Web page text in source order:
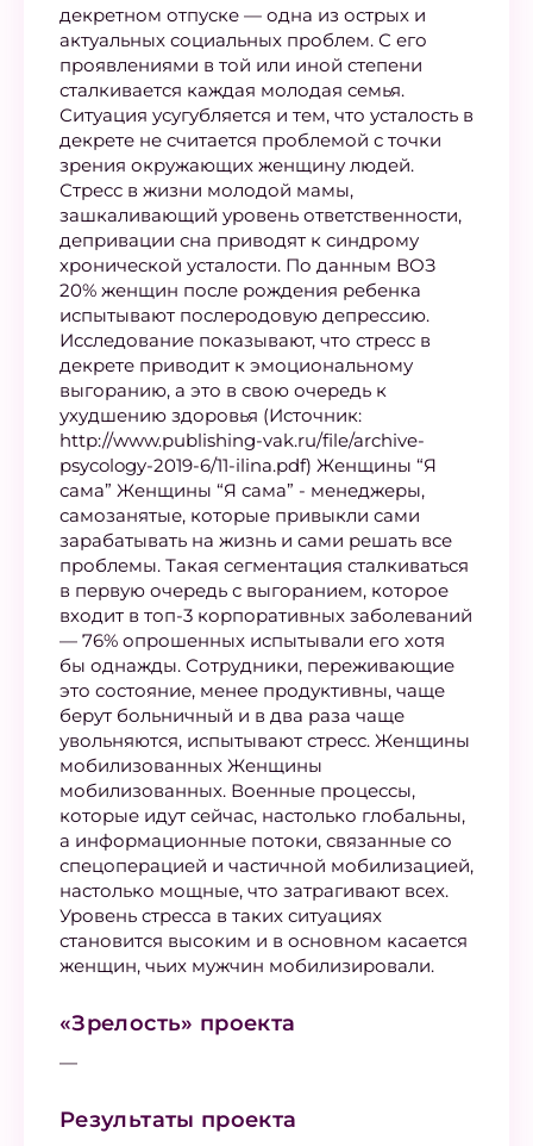
декретном отпуске — одна из острых и
актуальных социальных проблем. С его
проявлениями в той или иной степени
сталкивается каждая молодая семья.
Ситуация усугубляется и тем, что усталость в
декрете не считается проблемой с точки
зрения окружающих женщину людей.
Стресс в жизни молодой мамы,
зашкаливающий уровень ответственности,
депривации сна приводят к синдрому
хронической усталости. По данным ВОЗ
20% женщин после рождения ребенка
испытывают послеродовую депрессию.
Исследование показывают, что стресс в
декрете приводит к эмоциональному
выгоранию, а это в свою очередь к
ухудшению здоровья (Источник:
http://www.publishing-vak.ru/file/archive-
psycology-2019-6/11-ilina.pdf) Женщины “Я
сама” Женщины “Я сама” - менеджеры,
самозанятые, которые привыкли сами
зарабатывать на жизнь и сами решать все
проблемы. Такая сегментация сталкиваться
в первую очередь с выгоранием, которое
входит в топ-3 корпоративных заболеваний
— 76% опрошенных испытывали его хотя
бы однажды. Сотрудники, переживающие
это состояние, менее продуктивны, чаще
берут больничный и в два раза чаще
увольняются, испытывают стресс. Женщины
мобилизованных Женщины
мобилизованных. Военные процессы,
которые идут сейчас, настолько глобальны,
а информационные потоки, связанные со
спецоперацией и частичной мобилизацией,
настолько мощные, что затрагивают всех.
Уровень стресса в таких ситуациях
становится высоким и в основном касается
женщин, чьих мужчин мобилизировали.
«Зрелость» проекта
—
Результаты проекта